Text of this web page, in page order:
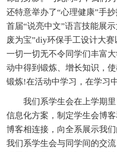
还特意举办了“心理健康”手
首届“说亮中文”语言技能展
废为宝”diy环保手工设计大
一切一切无不令同学们丰富
动中得到锻炼、增长知识，
锻炼!在活动中学习，在学习
我们系学生会在上学期
信息化方案，制定学生会博
博客相连接，向全系展示我
我们系学生会与同学间的交